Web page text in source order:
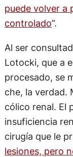
puede volver a
controlado”.
Al ser
Lotocki, que a
procesado, se
che, la verdad.
cólico renal. El
insuficiencia
cirugía que le
lesiones, pero